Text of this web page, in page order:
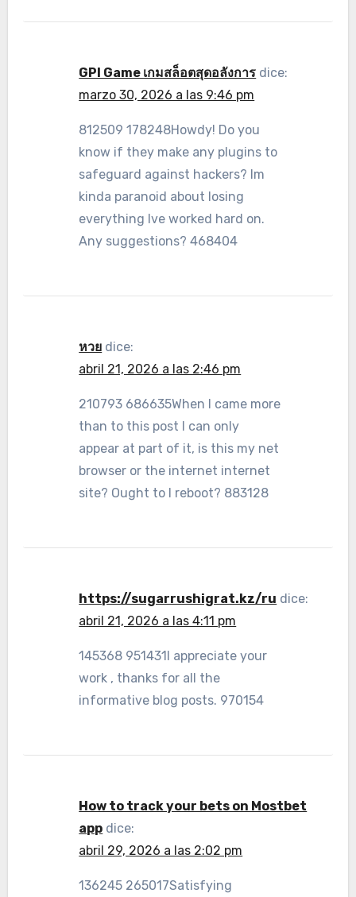
GPI Game เกมสล็อตสุดอลังการ dice:
marzo 30, 2026 a las 9:46 pm
812509 178248Howdy! Do you
know if they make any plugins to
safeguard against hackers? Im
kinda paranoid about losing
everything Ive worked hard on.
Any suggestions? 468404
หวย dice:
abril 21, 2026 a las 2:46 pm
210793 686635When I came more
than to this post I can only
appear at part of it, is this my net
browser or the internet internet
site? Ought to I reboot? 883128
https://sugarrushigrat.kz/ru dice:
abril 21, 2026 a las 4:11 pm
145368 951431I appreciate your
work , thanks for all the
informative blog posts. 970154
How to track your bets on Mostbet
app dice:
abril 29, 2026 a las 2:02 pm
136245 265017Satisfying